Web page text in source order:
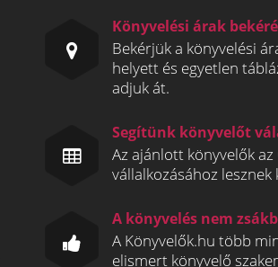
Könyvelési árak
Bekérjük a könyvelési
helyett és egyetlen
adjuk át.
Segítünk könyvelőt
Az ajánlott könyvelők az
vállalkozásához lesznek
A könyvelés nem
A Könyvelők.hu több
elismert könyvelő